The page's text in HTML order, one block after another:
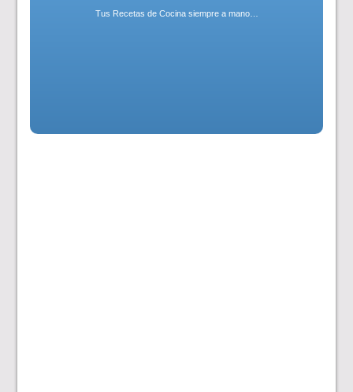
Tus Recetas de Cocina siempre a mano…